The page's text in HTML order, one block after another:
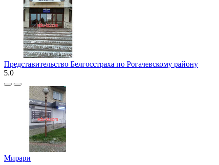
Представительство Белгосстраха по Рогачевскому району
5.0
Мирари